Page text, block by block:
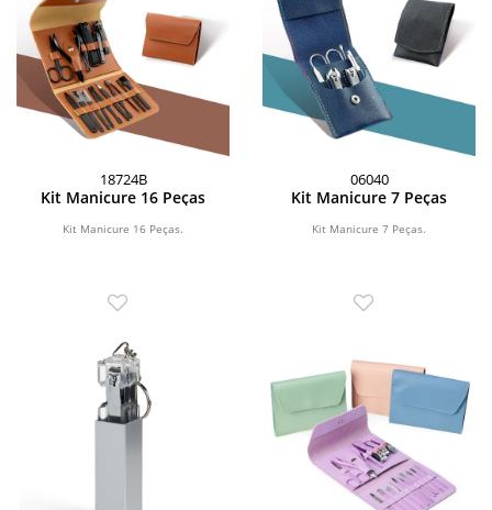
18724B
Kit Manicure 16 Peças
Kit Manicure 16 Peças.
06040
Kit Manicure 7 Peças
Kit Manicure 7 Peças.